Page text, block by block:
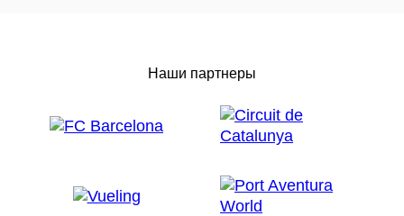
Наши партнеры